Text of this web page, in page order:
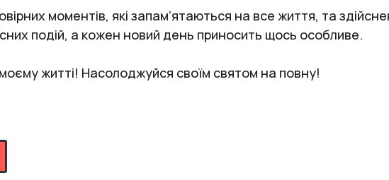
моментів, які запам’ятаються на все життя, та
подій, а кожен новий день приносить щось особливе.
житті! Насолоджуйся своїм святом на повну!